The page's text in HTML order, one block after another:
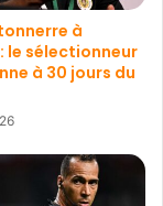
à
le sélectionneur
à 30 jours du